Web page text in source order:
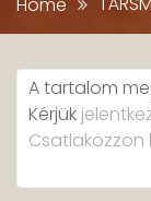
A tartalom
Kérjük
Csatlakozzon